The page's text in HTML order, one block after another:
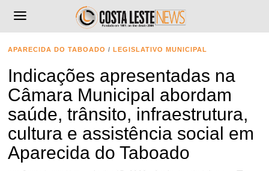
APARECIDA DO TABOADO / LEGISLATIVO MUNICIPAL
Indicações apresentadas na
Câmara Municipal abordam
saúde, trânsito, infraestrutura,
cultura e assistência social em
Aparecida do Taboado